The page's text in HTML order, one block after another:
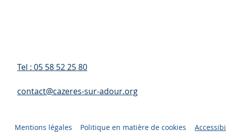
Tel : 05 58 52 25 80
contact@cazeres-sur-adour.org
Mentions légales Politique en matière de cookies